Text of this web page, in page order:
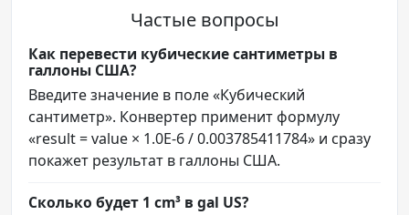
Частые вопросы
Как перевести кубические сантиметры в
галлоны США?
Введите значение в поле «Кубический
сантиметр». Конвертер применит формулу
«result = value × 1.0E-6 / 0.003785411784» и сразу
покажет результат в галлоны США.
Сколько будет 1 cm³ в gal US?